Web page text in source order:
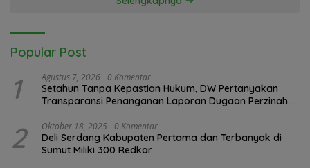
Popular Post
1 Agustus 7, 2026 0 Komentar
Setahun Tanpa Kepastian Hukum, DW Pertanyakan
Transparansi Penanganan Laporan Dugaan Perzinahan
2 Oktober 18, 2025 0 Komentar
Deli Serdang Kabupaten Pertama dan Terbanyak di
Sumut Miliki 300 Redkar